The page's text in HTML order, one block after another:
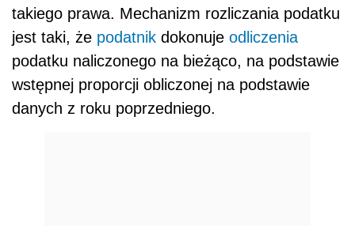
takiego prawa. Mechanizm rozliczania podatku
jest taki, że podatnik dokonuje odliczenia
podatku naliczonego na bieżąco, na podstawie
wstępnej proporcji obliczonej na podstawie
danych z roku poprzedniego.